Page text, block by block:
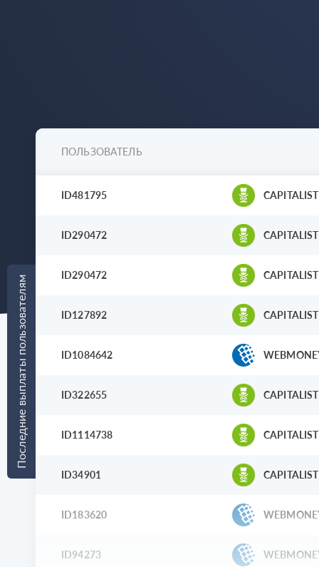
Последние выплаты пользователям
ПОЛЬЗОВАТЕЛЬ
ID481795 CAPITALIST
ID290472 CAPITALIST
ID290472 CAPITALIST
ID127892 CAPITALIST
ID1084642
ID322655 CAPITALIST
ID1114738 CAPITALIST
ID34901 CAPITALIST
ID183620
ID94273